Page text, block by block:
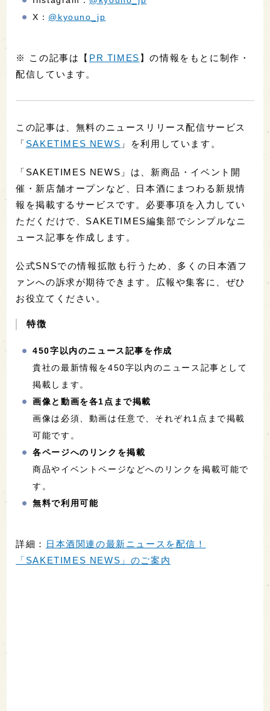
X： @kyouno_jp
※ この記事は【 PR TIMES 】の情報をもとに制作・
配信しています。
この記事は、無料のニュースリリース配信サービス
「 SAKETIMES NEWS 」を利用しています。
「SAKETIMES NEWS」は、新商品・イベント開
催・新店舗オープンなど、日本酒にまつわる新規情
報を掲載するサービスです。必要事項を入力してい
ただくだけで、SAKETIMES編集部でシンプルなニ
ュース記事を作成します。
公式SNSでの情報拡散も行うため、多くの日本酒フ
ァンへの訴求が期待できます。広報や集客に、ぜひ
お役立てください。
特徴
450字以内のニュース記事を作成
貴社の最新情報を450字以内のニュース記事として
掲載します。
画像と動画を各1点まで掲載
画像は必須、動画は任意で、それぞれ1点まで掲載
可能です。
各ページへのリンクを掲載
商品やイベントページなどへのリンクを掲載可能で
す。
無料で利用可能
詳細：
日本酒関連の最新ニュースを配信！
「SAKETIMES NEWS」のご案内